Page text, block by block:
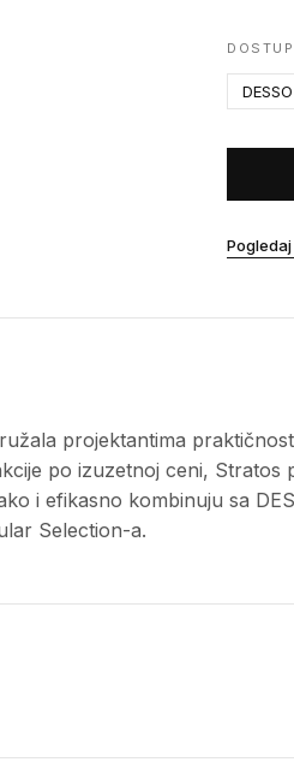
projektantima
po izuzetnoj ceni,
i efikasno kombinuju sa
Selection-a.